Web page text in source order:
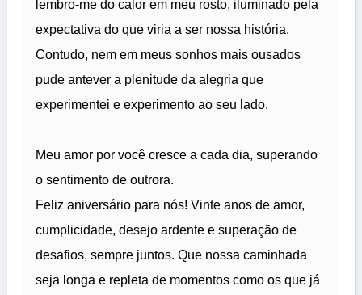
lembro-me do calor em meu rosto, iluminado pela
expectativa do que viria a ser nossa história.
Contudo, nem em meus sonhos mais ousados
pude antever a plenitude da alegria que
experimentei e experimento ao seu lado.
Meu amor por você cresce a cada dia, superando
o sentimento de outrora.
Feliz aniversário para nós! Vinte anos de amor,
cumplicidade, desejo ardente e superação de
desafios, sempre juntos. Que nossa caminhada
seja longa e repleta de momentos como os que já